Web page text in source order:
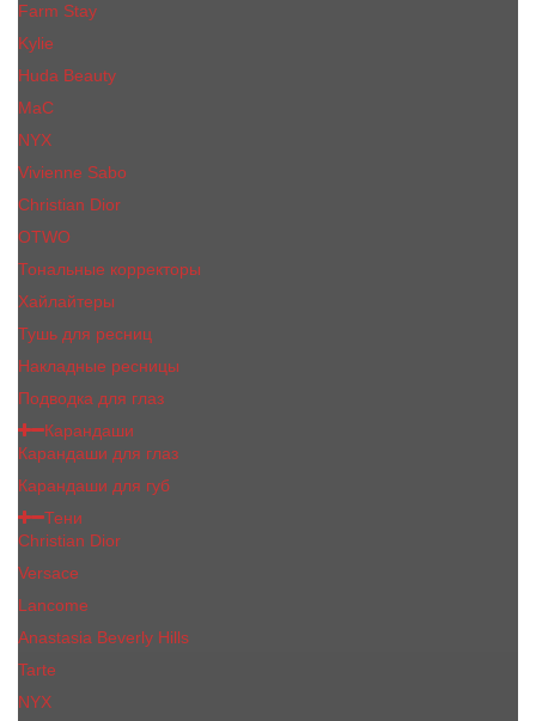
Farm Stay
Kylie
Huda Beauty
МаС
NYX
Vivienne Sabo
Сhristiаn Diоr
OTWO
Тональные корректоры
Хайлайтеры
Тушь для ресниц
Накладные ресницы
Подводка для глаз
Карандаши
Карандаши для глаз
Карандаши для губ
Тени
Christian Dior
Versace
Lancome
Anastasia Beverly Hills
Tarte
NYX